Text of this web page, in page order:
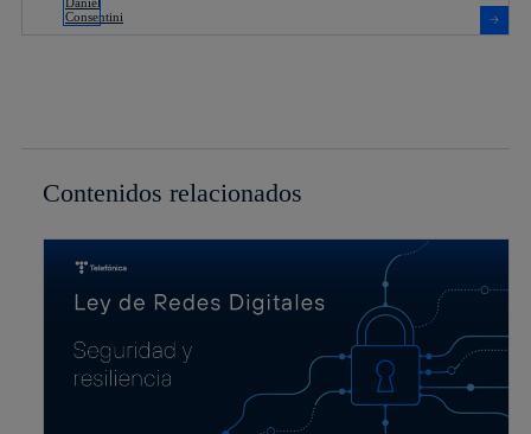
Contenidos relacionados